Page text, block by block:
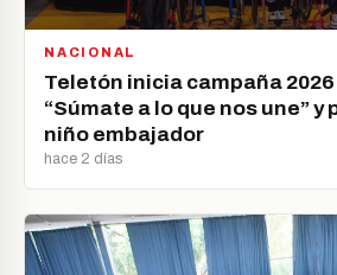
NACIONAL
Teletón inicia campaña
“Súmate a lo que nos une” y
niño embajador
hace 2 días